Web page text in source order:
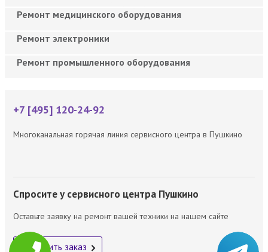
Ремонт медицинского оборудования
Ремонт электроники
Ремонт промышленного оборудования
+7 [495] 120-24-92
Многоканальная горячая линия сервисного центра в Пушкино
Спросите у сервисного центра Пушкино
Оставьте заявку на ремонт вашей техники на нашем сайте
Оформить заказ